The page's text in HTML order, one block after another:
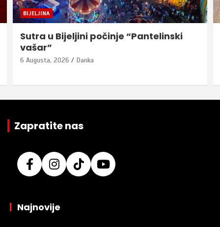
BIJELJINA
Sutra u Bijeljini počinje “Pantelinski
vašar”
6 Augusta, 2026 Danka
Zapratite nas
| Najnovije